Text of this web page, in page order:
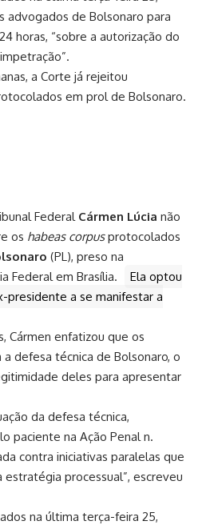
advogados de Bolsonaro para
horas, “sobre a autorização do
a Corte já rejeitou
em prol de Bolsonaro.
Federal Cármen Lúcia não
os habeas corpusprotocolados
(PL), preso na
Federal em Brasília.
Ela optou
presidente a se manifestar a
Cármen enfatizou que os
defesa técnica de Bolsonaro, o
deles para apresentar
da defesa técnica,
paciente na Ação Penal n.
contra iniciativas paralelas que
processual”, escreveu
na última terça-feira 25,